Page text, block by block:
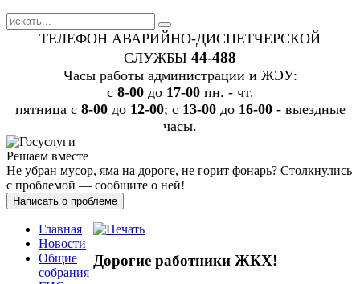
ТЕЛЕФОН АВАРИЙНО-ДИСПЕТЧЕРСКОЙ
СЛУЖБЫ 44-488
Часы работы администрации и ЖЭУ:
c 8-00до 17-00пн. - чт.
пятница с 8-00до 12-00; с 13-00до 16-00- выездные
часы.
Решаем вместе
Не убран мусор, яма на дороге, не горит фонарь? Столкнулись
с проблемой — сообщите о ней!
Написать о проблеме
Дорогие работники ЖКХ!
Главная
Новости
Общие
собрания